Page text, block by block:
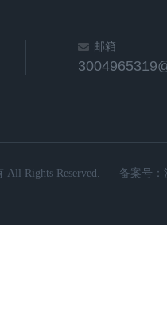
邮箱
Rights Reserved. 备案号：